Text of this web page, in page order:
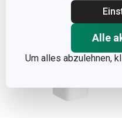
Alle
Um alles abzulehnen,